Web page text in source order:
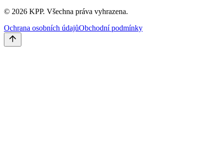
© 2026 KPP. Všechna práva vyhrazena.
Ochrana osobních údajůObchodní podmínky